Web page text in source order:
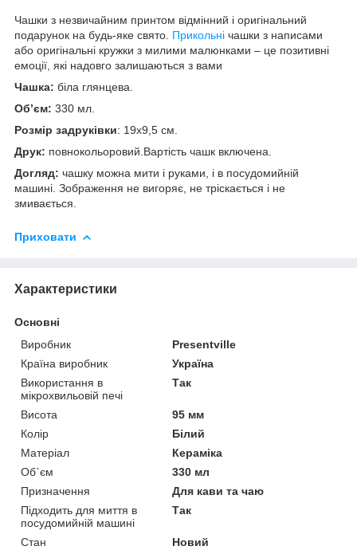
Чашки з незвичайним принтом відмінний і оригінальний
подарунок на будь-яке свято. Прикольні чашки з написами
або оригінальні кружки з милими малюнками – це позитивні
емоції, які надовго залишаються з вами
Чашка: біла глянцева.
Об’єм: 330 мл.
Розмір задруківки: 19x9,5 см.
Друк: повнокольоровий.Вартість чашк включена.
Догляд: чашку можна мити і руками, і в посудомийній
машині. Зображення не вигоряє, не тріскається і не
змивається.
Приховати
Характеристики
Основні
Виробник
Presentville
Країна виробник
Україна
Використання в
мікрохвильовій печі
Так
Висота
95 мм
Колір
Білий
Матеріал
Кераміка
Об`єм
330 мл
Призначення
Для кави та чаю
Підходить для миття в
посудомийній машині
Так
Стан
Новий